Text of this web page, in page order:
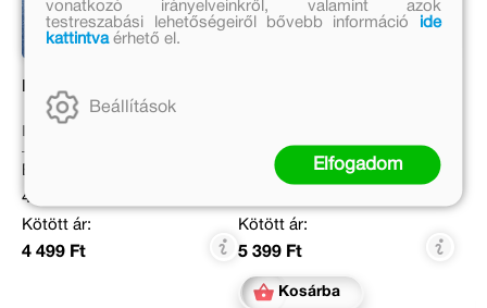
Kapibarák szökésben
Eredeti ár:
4 999 Ft
Kötött ár:
4 499 Ft
Eredeti ár:
Kötött ár:
5 399 Ft
Kosárba
vonatkozó irányelveinkről, valamint azok
testreszabási lehetőségeiről bővebb információ
ide
kattintvaérhető el.
Beállítások
Elfogadom